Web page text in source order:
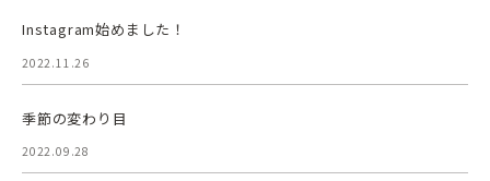
Instagram始めました！
2022.11.26
季節の変わり目
2022.09.28